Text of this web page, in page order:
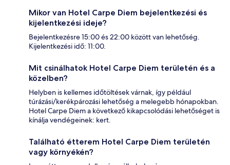
Mikor van Hotel Carpe Diem bejelentkezési és
kijelentkezési ideje?
Bejelentkezésre 15:00 és 22:00 között van lehetőség.
Kijelentkezési idő: 11:00.
Mit csinálhatok Hotel Carpe Diem területén és a
közelben?
Helyben is kellemes időtöltések várnak, így például
túrázási/kerékpározási lehetőség a melegebb hónapokban.
Hotel Carpe Diem a következő kikapcsolódási lehetőséget is
kínálja vendégeinek: kert.
Található étterem Hotel Carpe Diem területén
vagy környékén?